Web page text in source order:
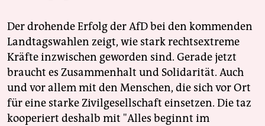
Der drohende Erfolg der AfD bei den kommenden
Landtagswahlen zeigt, wie stark rechtsextreme
Kräfte inzwischen geworden sind. Gerade jetzt
braucht es Zusammenhalt und Solidarität. Auch
und vor allem mit den Menschen, die sich vor Ort
für eine starke Zivilgesellschaft einsetzen. Die taz
kooperiert deshalb mit "Alles beginnt im